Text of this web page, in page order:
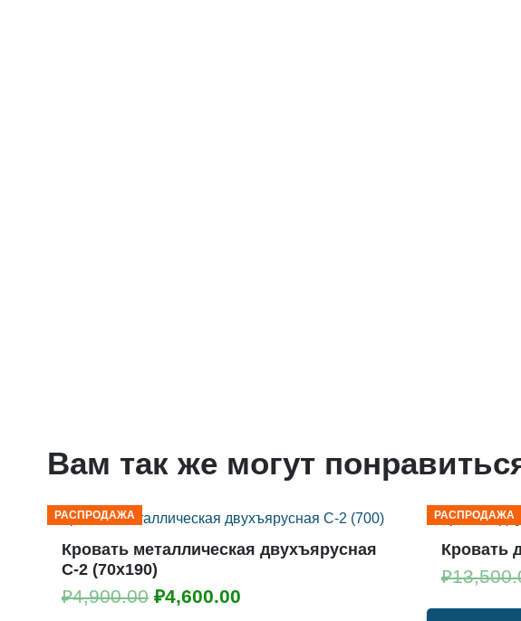
Вам так же могут
РАСПРОДАЖА
Кровать металлическая двухъярусная
С-2 (70х190)
₽4,900.00 Первоначальная
₽4,600.00Текущая
РАСПРОДАЖА
Кровать
₽